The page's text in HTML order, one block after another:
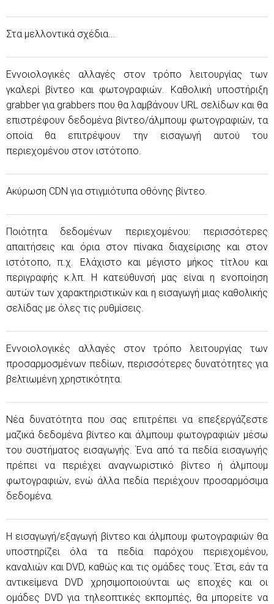
Στα μελλοντικά σχέδια...
Εννοιολογικές αλλαγές στον τρόπο λειτουργίας των
γκαλερί βίντεο και φωτογραφιών. Καθολική υποστήριξη
grabber για grabbers που θα λαμβάνουν URL σελίδων και θα
επιστρέφουν δεδομένα βίντεο/άλμπουμ φωτογραφιών, τα
οποία θα επιτρέψουν την εισαγωγή αυτού του
περιεχομένου στον ιστότοπο.
Ακύρωση CDN για στιγμιότυπα οθόνης βίντεο.
Ποιότητα δεδομένων περιεχομένου: περισσότερες
απαιτήσεις και όρια στον πίνακα διαχείρισης και στον
ιστότοπο, π.χ. Ελάχιστο και μέγιστο μήκος τίτλου και
περιγραφής κ.λπ. Η κατεύθυνσή μας είναι η ενοποίηση
αυτών των χαρακτηριστικών και η εισαγωγή μιας καθολικής
σελίδας με όλες τις ρυθμίσεις.
Εννοιολογικές αλλαγές στον τρόπο λειτουργίας των
προσαρμοσμένων πεδίων, περισσότερες δυνατότητες για
βελτιωμένη χρηστικότητα.
Νέα δυνατότητα που σας επιτρέπει να επεξεργάζεστε
μαζικά δεδομένα βίντεο και άλμπουμ φωτογραφιών μέσω
του συστήματος εισαγωγής. Ένα από τα πεδία εισαγωγής
πρέπει να περιέχει αναγνωριστικό βίντεο ή άλμπουμ
φωτογραφιών, ενώ άλλα πεδία περιέχουν προσαρμόσιμα
δεδομένα.
Η εισαγωγή/εξαγωγή βίντεο και άλμπουμ φωτογραφιών θα
υποστηρίζει όλα τα πεδία παρόχου περιεχομένου,
καναλιών και DVD, καθώς και τις ομάδες τους. Έτσι, εάν τα
αντικείμενα DVD χρησιμοποιούνται ως εποχές και οι
ομάδες DVD για τηλεοπτικές εκπομπές, θα μπορείτε να